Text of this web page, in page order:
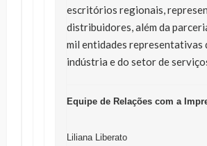
escritórios regionais,
distribuidores, além da
mil entidades representativas
indústria e do setor de
Equipe de Relações com a
Liliana Liberato